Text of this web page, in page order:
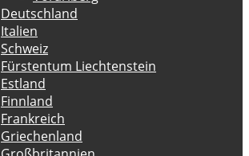
Deutschland
Italien
Schweiz
Fürstentum Liechtenstein
Estland
Finnland
Frankreich
Griechenland